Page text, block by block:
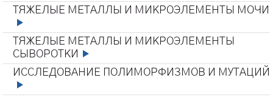
ТЯЖЕЛЫЕ МЕТАЛЛЫ И МИКРОЭЛЕМЕНТЫ МОЧИ
ТЯЖЕЛЫЕ МЕТАЛЛЫ И МИКРОЭЛЕМЕНТЫ
СЫВОРОТКИ
ИССЛЕДОВАНИЕ ПОЛИМОРФИЗМОВ И МУТАЦИЙ